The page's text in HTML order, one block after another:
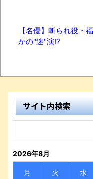
【名優】斬られ役・
かの"迷"演!?
サイト内検索
2026年8月
月 火 水